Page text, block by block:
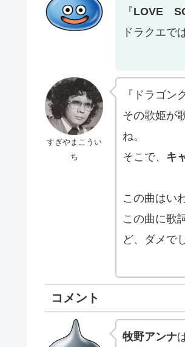
『LOVE
ドラクエで
すぎやまこうい
ち
『ドラゴン
その歌姫が
ね。
そこで、 キ
この曲はい
この曲に歌
ど、ダメで
コメント
牧野アンナ